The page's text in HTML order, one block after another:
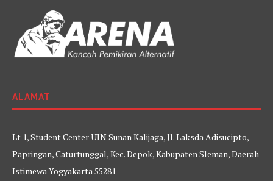
ALAMAT
Lt 1, Student Center UIN Sunan Kalijaga, Jl. Laksda Adisucipto,
Papringan, Caturtunggal, Kec. Depok, Kabupaten Sleman, Daerah
Istimewa Yogyakarta 55281